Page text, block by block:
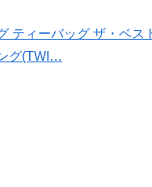
ティーバッグ ザ・ベス
グ(TWI…